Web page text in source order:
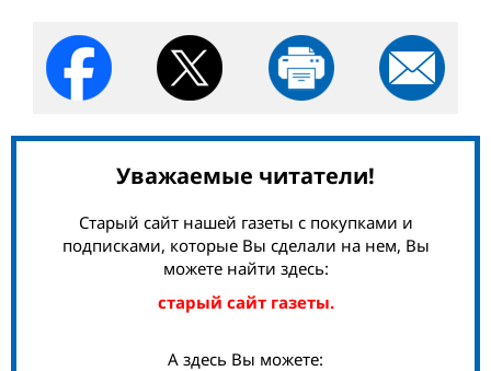
Уважаемые читатели!
Старый сайт нашей газеты с покупками и
подписками, которые Вы сделали на нем, Вы
можете найти здесь:
старый сайт газеты.
А здесь Вы можете: